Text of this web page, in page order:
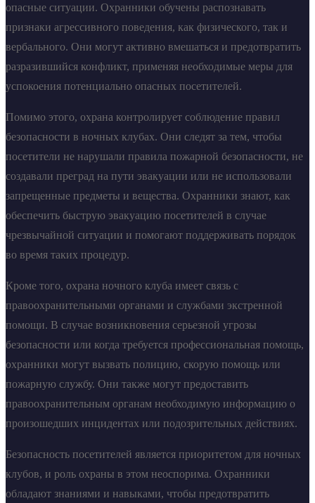
опасные ситуации. Охранники обучены распознавать
признаки агрессивного поведения, как физического, так и
вербального. Они могут активно вмешаться и предотвратить
разразившийся конфликт, применяя необходимые меры для
успокоения потенциально опасных посетителей.
Помимо этого, охрана контролирует соблюдение правил
безопасности в ночных клубах. Они следят за тем, чтобы
посетители не нарушали правила пожарной безопасности, не
создавали преград на пути эвакуации или не использовали
запрещенные предметы и вещества. Охранники знают, как
обеспечить быструю эвакуацию посетителей в случае
чрезвычайной ситуации и помогают поддерживать порядок
во время таких процедур.
Кроме того, охрана ночного клуба имеет связь с
правоохранительными органами и службами экстренной
помощи. В случае возникновения серьезной угрозы
безопасности или когда требуется профессиональная помощь,
охранники могут вызвать полицию, скорую помощь или
пожарную службу. Они также могут предоставить
правоохранительным органам необходимую информацию о
произошедших инцидентах или подозрительных действиях.
Безопасность посетителей является приоритетом для ночных
клубов, и роль охраны в этом неоспорима. Охранники
обладают знаниями и навыками, чтобы предотвратить